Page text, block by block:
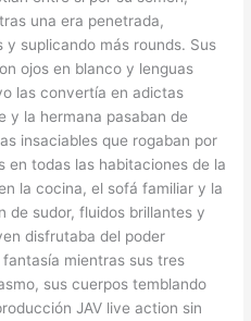
una era penetrada,
y suplicando más rounds. Sus
ojos en blanco y lenguas
las convertía en adictas
y la hermana pasaban de
insaciables que rogaban por
en todas las habitaciones de la
la cocina, el sofá familiar y la
de sudor, fluidos brillantes y
disfrutaba del poder
mientras sus tres
sus cuerpos temblando
JAV live action sin